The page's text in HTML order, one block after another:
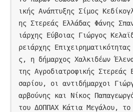
ικής Ανάπτυξης Σίμος
ης Στερεάς Ελλάδας Φάνης
ιάρχης Εύβοιας Γιώργος
ρειάρχης
ς, η δήμαρχος Χαλκιδέων
της Αγροδιατροφικής Στερεάς
σαρίου, οι αντιδήμαρχοι
αρβούνης και Νίκος
του ΔΟΠΠΑΧ Κάτια Μεγάλου,